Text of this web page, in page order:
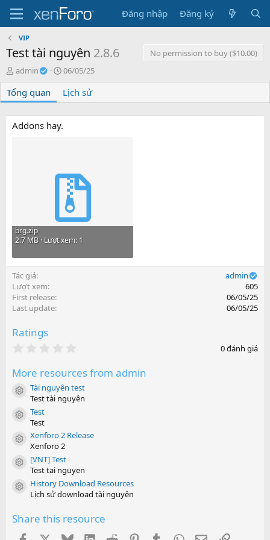
Đăng nhập Đăng ký
VIP
Test tài nguyên 2.8.6
No permission to buy ($10.00)
T
c
g
i
ả
admin
C
e
a
t
t
e
06/05/25
Tổng quan Lịch sử
Addons hay.
brg.zip
2.7 MB · Lượt xem: 1
Tác giả
admin
Lượt xem
605
First release
06/05/25
Last update
06/05/25
Ratings
0
t
a
)
0 đánh giá
More resources from admin
Resource icon
Tài nguyên test
Test tài nguyên
Resource icon
Test
Test
Resource icon
Xenforo 2 Release
Xenforo 2
Resource icon
[VNT] Test
Test tai nguyen
Resource icon
History Download Resources
Lịch sử download tài nguyên
Share this resource